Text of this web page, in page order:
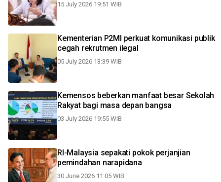
15 July 2026 19:51 WIB
Kementerian P2MI perkuat komunikasi publik
cegah rekrutmen ilegal
05 July 2026 13:39 WIB
Kemensos beberkan manfaat besar Sekolah
Rakyat bagi masa depan bangsa
03 July 2026 19:55 WIB
RI-Malaysia sepakati pokok perjanjian
pemindahan narapidana
30 June 2026 11:05 WIB